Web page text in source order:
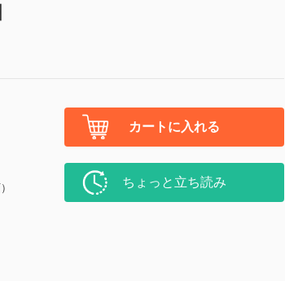
カートに入れる
ちょっと立ち読み